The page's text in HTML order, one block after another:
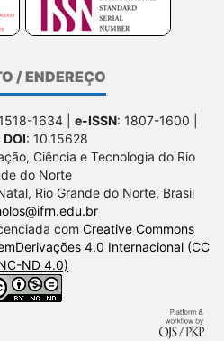
/ ENDEREÇO
1634 | e-ISSN: 1807-1600 |
: 10.15628
Ciência e Tecnologia do Rio
do Norte
Rio Grande do Norte, Brasil
com Creative Commons
4.0 Internacional (CC
ND 4.0)